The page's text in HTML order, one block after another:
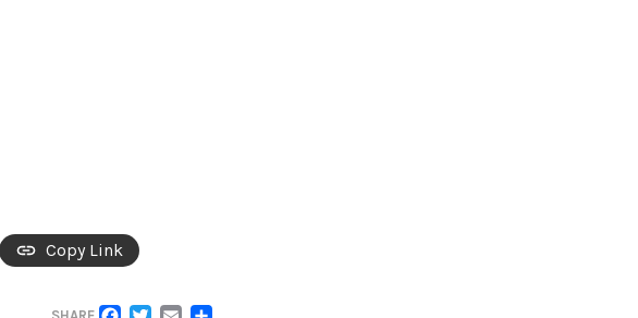
Copy Link